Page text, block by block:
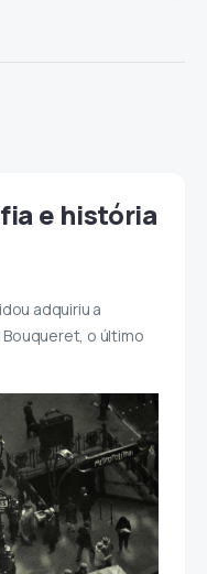
e história
adquiriu a
o último